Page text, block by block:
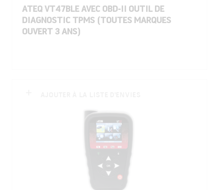
ATEQ VT47BLE AVEC OBD-II OUTIL DE
DIAGNOSTIC TPMS (TOUTES MARQUES
OUVERT 3 ANS)